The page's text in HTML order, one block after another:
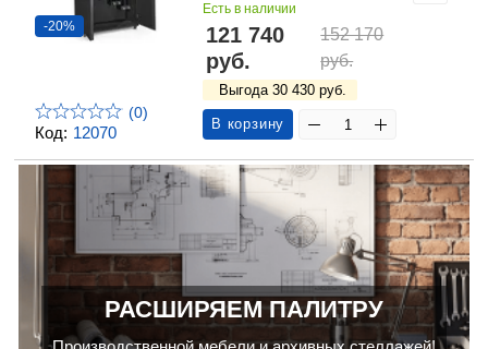
Код: 12070
-20%
(0)
Есть в наличии
121 740
руб.
152 170
руб.
Выгода 30 430 руб.
В корзину
РАСШИРЯЕМ ПАЛИТРУ